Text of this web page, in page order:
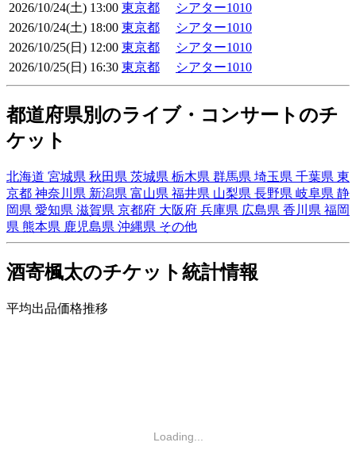
2026/10/24(土) 13:00 東京都
シアター1010
2026/10/24(土) 18:00 東京都
シアター1010
2026/10/25(日) 12:00 東京都
シアター1010
2026/10/25(日) 16:30 東京都 シアター1010
都道府県別のライブ・コンサートのチ
ケット
北海道 宮城県 秋田県 茨城県 栃木県 群馬県 埼玉県 千葉県 東
京都 神奈川県 新潟県 富山県 福井県 山梨県 長野県 岐阜県 静
岡県 愛知県 滋賀県 京都府 大阪府 兵庫県 広島県 香川県 福岡
県 熊本県 鹿児島県 沖縄県 その他
酒寄楓太のチケット統計情報
平均出品価格推移
Loading...